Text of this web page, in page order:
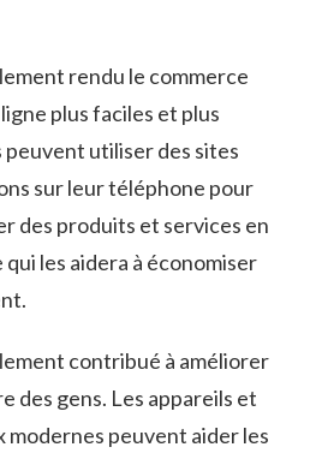
rendu le commerce
plus faciles et plus
peuvent utiliser des sites
sur leur téléphone pour
des produits et services en
les aidera à économiser
contribué à améliorer
des gens. Les appareils et
modernes peuvent aider les